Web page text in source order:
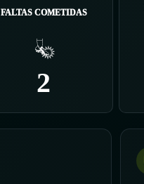
FALTAS COMETIDAS
2